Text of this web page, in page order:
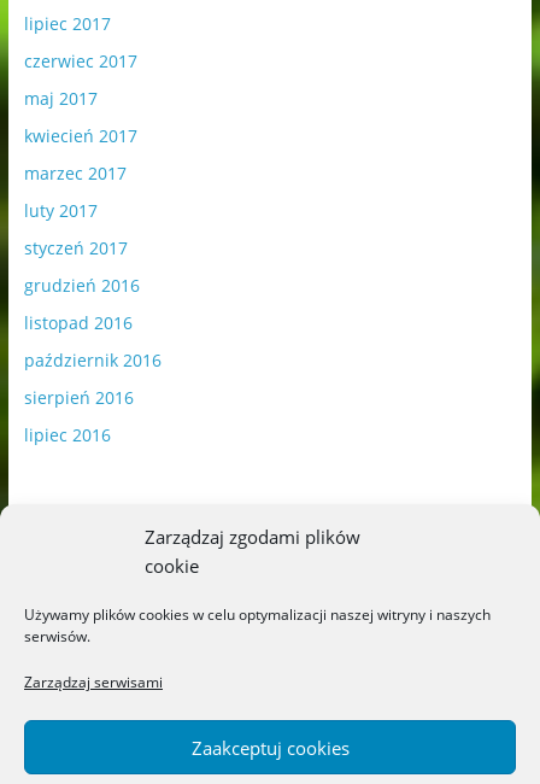
Zarządzaj zgodami plików
cookie
Używamy plików cookies w celu optymalizacji naszej witryny i naszych
serwisów.
Zarządzaj serwisami
Zaakceptuj cookies
lipiec 2017
czerwiec 2017
maj 2017
kwiecień 2017
marzec 2017
luty 2017
styczeń 2017
grudzień 2016
listopad 2016
październik 2016
sierpień 2016
lipiec 2016